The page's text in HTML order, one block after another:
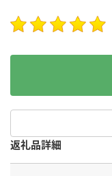
返礼品詳細